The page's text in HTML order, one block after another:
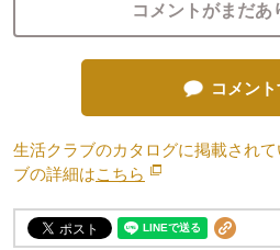
コメントがまだあ
コメン
生活クラブのカタログに掲載され
ブの詳細はこちら 別のウィンドウで